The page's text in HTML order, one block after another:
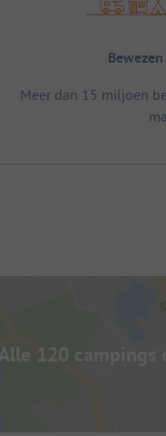
Meer dan 15 miljoen
120 campings